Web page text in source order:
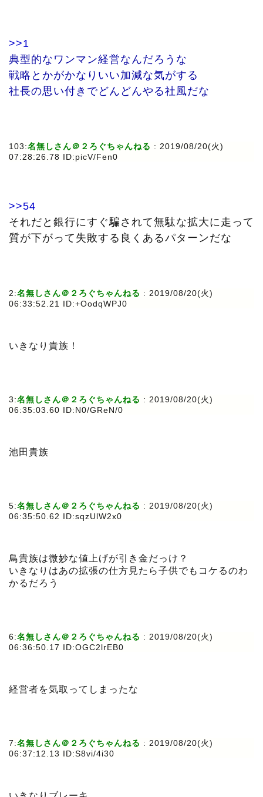
>>1
典型的なワンマン経営なんだろうな
戦略とかがかなりいい加減な気がする
社長の思い付きでどんどんやる社風だな
103:名無しさん＠２ろぐちゃんねる : 2019/08/20(火)
07:28:26.78 ID:picV/Fen0
>>54
それだと銀行にすぐ騙されて無駄な拡大に走って
質が下がって失敗する良くあるパターンだな
2:名無しさん＠２ろぐちゃんねる : 2019/08/20(火)
06:33:52.21 ID:+OodqWPJ0
いきなり貴族！
3:名無しさん＠２ろぐちゃんねる : 2019/08/20(火)
06:35:03.60 ID:N0/GReN/0
池田貴族
5:名無しさん＠２ろぐちゃんねる : 2019/08/20(火)
06:35:50.62 ID:sqzUlW2x0
鳥貴族は微妙な値上げが引き金だっけ？
いきなりはあの拡張の仕方見たら子供でもコケるのわ
かるだろう
6:名無しさん＠２ろぐちゃんねる : 2019/08/20(火)
06:36:50.17 ID:OGC2lrEB0
経営者を気取ってしまったな
7:名無しさん＠２ろぐちゃんねる : 2019/08/20(火)
06:37:12.13 ID:S8vi/4i30